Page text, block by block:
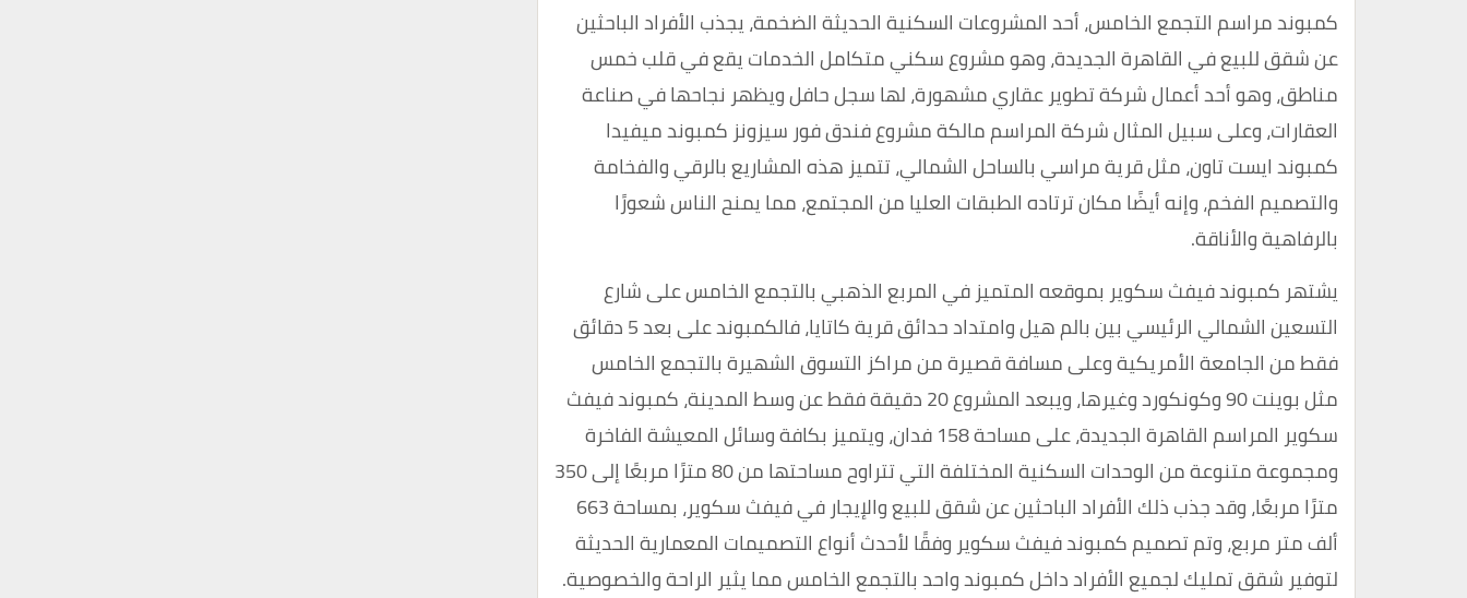
كمبوند مراسم التجمع الخامس، أحد المشروعات السكنية الحديثة الضخمة، يجذب الأفراد الباحثين
عن شقق للبيع في القاهرة الجديدة، وهو مشروع سكني متكامل الخدمات يقع في قلب خمس
مناطق، وهو أحد أعمال شركة تطوير عقاري مشهورة، لها سجل حافل ويظهر نجاحها في صناعة
العقارات، وعلى سبيل المثال شركة المراسم مالكة مشروع فندق فور سيزونز كمبوند ميفيدا
كمبوند ايست تاون، مثل قرية مراسي بالساحل الشمالي، تتميز هذه المشاريع بالرقي والفخامة
والتصميم الفخم، وإنه أيضًا مكان ترتاده الطبقات العليا من المجتمع، مما يمنح الناس شعورًا
بالرفاهية والأناقة.
يشتهر كمبوند فيفث سكوير بموقعه المتميز في المربع الذهبي بالتجمع الخامس على شارع
التسعين الشمالي الرئيسي بين بالم هيل وامتداد حدائق قرية كاتايا، فالكمبوند على بعد 5 دقائق
فقط من الجامعة الأمريكية وعلى مسافة قصيرة من مراكز التسوق الشهيرة بالتجمع الخامس
مثل بوينت 90 وكونكورد وغيرها، ويبعد المشروع 20 دقيقة فقط عن وسط المدينة، كمبوند فيفث
سكوير المراسم القاهرة الجديدة، على مساحة 158 فدان، ويتميز بكافة وسائل المعيشة الفاخرة
ومجموعة متنوعة من الوحدات السكنية المختلفة التي تتراوح مساحتها من 80 مترًا مربعًا إلى 350
مترًا مربعًا، وقد جذب ذلك الأفراد الباحثين عن شقق للبيع والإيجار في فيفث سكوير، بمساحة 663
ألف متر مربع، وتم تصميم كمبوند فيفث سكوير وفقًا لأحدث أنواع التصميمات المعمارية الحديثة
لتوفير شقق تمليك لجميع الأفراد داخل كمبوند واحد بالتجمع الخامس مما يثير الراحة والخصوصية.